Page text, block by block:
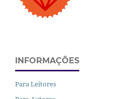
INFORMAÇÕES
Para Leitores